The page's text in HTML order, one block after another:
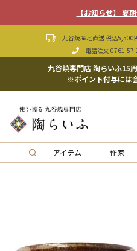
【お知らせ】 夏
九谷焼産地直送 税込5,500
電話注文 0761-
九谷焼専門店 陶らいふ15
※ポイント付与には
アイテム 作家